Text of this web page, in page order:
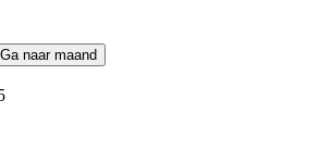
Ga naar maand